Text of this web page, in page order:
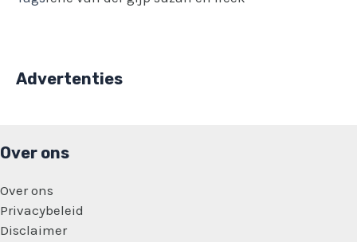
Advertenties
Over ons
Over ons
Privacybeleid
Disclaimer